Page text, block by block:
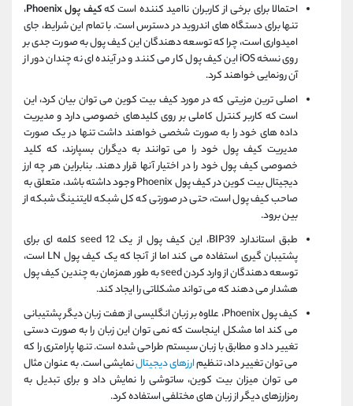
احتمالا برای برخی از کاربران ناامید کننده است کهکیف پول Phoenix
،
تنها برای دستگاه های اندروید در دسترس است. با تمام این شرایط، جای
امیدواری است، چرا که توسعه دهندگان این کیف پول به صورت جدی بر
روی نسخه iOS این کیف پول کار می کنند و در آینده ای نه چندان دور از
آن رونمایی خواهند کرد.
اصلی ترین مزیتی که در مورد کیف بیت کوین می توان بیان کرد، این
است که کاربر کنترل کاملی بر روی کلیدهای خصوصی دارد و مدیریت
داده های خود را به صورت شخصی خواهند داشت تنها در یک صورت
مدیریت کیف پول خود را می توانند به دیگران بسپارند، که کلید
خصوصی کیف پول خود را در اختیار آنها قرار دهند. بنابراین هر چه ارز
دیجیتال بیت کوین در کیف پول Phoenix وجود داشته باشد، متعلق به
صاحب کیف پول است، حتی در صورتی که کل شبکه لایتنینگ شبکه از
بین برود.
طبق استاندارد BIP39، این کیف پول از یک seed 12 کلمه ای برای
پشتیبان گیری استفاده می کند اما از آنجا که یک کیف پول LN است،
توسعه دهندگان از وارد کردن seed به طور همزمان به چندین کیف پول
هشدار می دهند که می تواند مشکلاتی را ایجاد کند.
کیف پول Phoenix، علاوه بر زبان انگلیسی از هفت زبان دیگر پشتیبانی
می کند اما مشکل اینجاست که نمی توان این زبان را به صورت دستی
تغییر داد و مطابق با زبان سیستم طراحی شده است. تنها پارامتری را که
می توان تغییر داد، تنظیمارزهای دیجیتالنمایشی است. به عنوان مثال
می توان میزان بیت کوین، ساتوشی را نمایش داد و برای تبدیل به
رمزارزهای دیگر از زبان های مختلفی استفاده کرد.